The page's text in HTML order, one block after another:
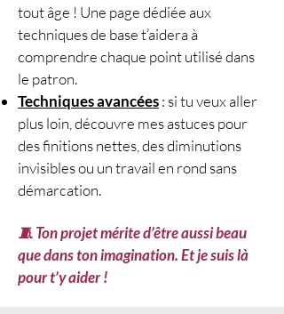
tout âge ! Une page dédiée aux
techniques de base t’aidera à
comprendre chaque point utilisé dans
le patron.
Techniques avancées: si tu veux aller
plus loin, découvre mes astuces pour
des finitions nettes, des diminutions
invisibles ou un travail en rond sans
démarcation.
🧵 Ton projet mérite d’être aussi beau
que dans ton imagination. Et je suis là
pour t’y aider !